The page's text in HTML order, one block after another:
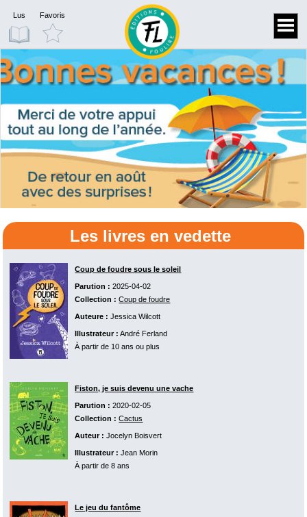
Lus Favoris
Les livres en vedette
Coup de foudre sous le soleil
Parution : 2025-04-02
Collection : Coup de foudre
Auteure : Jessica Wilcott
Illustrateur : André Ferland
À partir de 10 ans ou plus
Fiston, je suis devenu une vache
Parution : 2020-02-05
Collection : Cactus
Auteur : Jocelyn Boisvert
Illustrateur : Jean Morin
À partir de 8 ans
Le jeu du fantôme